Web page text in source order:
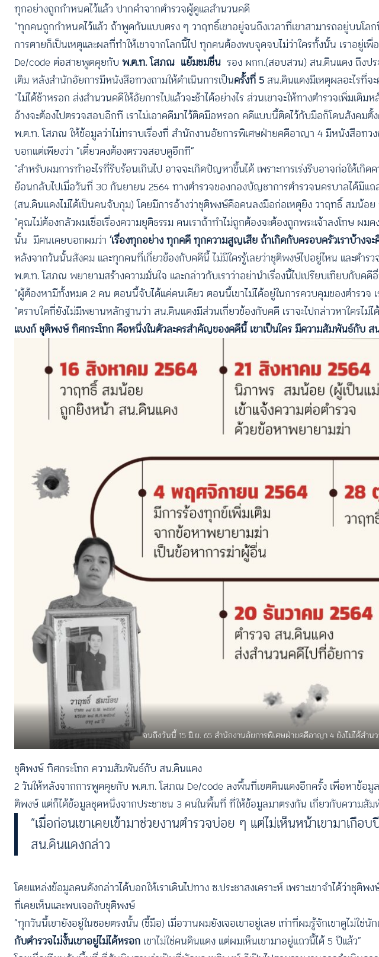
ทุกอย่างถูกกำหนดไว้แล้ว ปากคำจากตำรวจผู้ดูแลสำนวนคดี
“ทุกคนถูกกำหนดไว้แล้ว ถ้าพูดกันแบบตรง ๆ วาฤทธิ์เขาอยู่จนถึงเวลาที่เขาสามารถอยู่บนโล
การตายก็เป็นเหตุและผลที่ทำให้เขาจากโลกนี้ไป ทุกคนต้องพบจุดจบไม่ว่าใครทั้งนั้น เราอยู่เ
De/code ต่อสายพูดคุยกับ พ.ต.ท. โสภณ แย้มชมชื่น รอง ผกก.(สอบสวน) สน.ดินแดง ถึงป
เติม หลังสำนักอัยการมีหนังสือทวงถามให้ดำเนินการเป็นครั้งที่ 5 สน.ดินแดงมีเหตุผลอะไรที่
“ไม่ได้ช้าหรอก ส่งสำนวนคดีให้อัยการไปแล้วจะช้าได้อย่างไร ส่วนเขาจะให้ทางตำรวจเพิ่ม
อ้างจะต้องไปตรวจสอบอีกที เราไม่เอาคดีมาไว้ติดมือหรอก คดีแบบนี้ติดไว้กับมือก็โดนสังคมตั้
พ.ต.ท. โสภณ ให้ข้อมูลว่าไม่ทราบเรื่องที่ สำนักงานอัยการพิเศษฝ่ายคดีอาญา 4 มีหนังสือทว
บอกแต่เพียงว่า “เดี๋ยวคงต้องตรวจสอบดูอีกที”
“สำหรับผมการทำอะไรที่รีบร้อนเกินไป อาจจะเกิดปัญหาขึ้นได้ เพราะการเร่งรีบอาจก่อให้เกิด
ย้อนกลับไปเมื่อวันที่ 30 กันยายน 2564 ทางตำรวจของกองบัญชาการตำรวจนครบาลได้มี
(สน.ดินแดงไม่ได้เป็นคนจับกุม) โดยมีการอ้างว่าชุติพงษ์คือคนลงมือก่อเหตุยิง วาฤทธิ์ สมน้อย
“คุณไม่ต้องกลัวผมเชื่อเรื่องความยุติธรรม คนเราถ้าทำไม่ถูกต้องจะต้องถูกพระเจ้าลงโทษ ผมค
นั้น มีคนเคยบอกผมว่า ‘เรื่องทุกอย่าง ทุกคดี ทุกความสูญเสีย ถ้าเกิดกับครอบครัวเราบ้างจะ
หลังจากวันนั้นสังคม และทุกคนที่เกี่ยวข้องกับคดีนี้ ไม่มีใครรู้เลยว่าชุติพงษ์ไปอยู่ไหน และตำ
พ.ต.ท. โสภณ พยายามสร้างความมั่นใจ และกล่าวกับเราว่าอย่านำเรื่องนี้ไปเปรียบเทียบกับคดี
“ผู้ต้องหามีทั้งหมด 2 คน ตอนนี้จับได้แค่คนเดียว ตอนนี้เขาไม่ได้อยู่ในการควบคุมของตำรวจ
“ตราบใดที่ยังไม่มีพยานหลักฐานว่า สน.ดินแดงมีส่วนเกี่ยวข้องกับคดี เราจะไปกล่าวหาใครไ
แบงก์ ชุติพงษ์ ทิศกระโทก คือหนึ่งในตัวละครสำคัญของคดีนี้ เขาเป็นใคร มีความสัมพันธ์กับ ส
จนถึงวันนี้ 15 มิ.ย. 65 สำนักงานอัยการพิเศษฝ่ายคดีอาญา 4 ยังไม่ได้ส
ชุติพงษ์ ทิศกระโทก ความสัมพันธ์กับ สน.ดินแดง
2 วันให้หลังจากการพูดคุยกับ พ.ต.ท. โสภณ De/code ลงพื้นที่เขตดินแดงอีกครั้ง เพื่อหาข้อมู
ติพงษ์ แต่ก็ได้ข้อมูลชุดหนึ่งจากประชาชน 3 คนในพื้นที่ ที่ให้ข้อมูลมาตรงกัน เกี่ยวกับความ
“เมื่อก่อนเขาเคยเข้ามาช่วยงานตำรวจบ่อย ๆ แต่ไม่เห็นหน้าเขามาเกือ
สน.ดินแดงกล่าว
โดยแหล่งข้อมูลคนดังกล่าวได้บอกให้เราเดินไปทาง ซ.ประชาสงเคราะห์ เพราะเขาจำได้ว่า
ที่เคยเห็นและพบเจอกับชุติพงษ์
“ทุกวันนี้เขายังอยู่ในซอยตรงนั้น (ชี้มือ) เมื่อวานผมยังเจอเขาอยู่เลย เท่าที่ผมรู้จักเขาดูไม่ใช่
กับตำรวจไม่งั้นเขาอยู่ไม่ได้หรอก เขาไม่ใช่คนดินแดง แต่ผมเห็นเขามาอยู่แถวนี้ได้ 5 ปีแล้ว”